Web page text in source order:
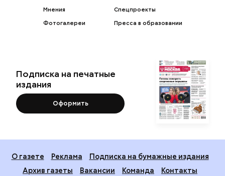
Мнения
Фотогалереи
Спецпроекты
Пресса в образовании
Подписка на печатные
издания
Оформить
О газете Реклама
Подписка на бумажные издания
Архив газеты
Вакансии Команда
Контакты